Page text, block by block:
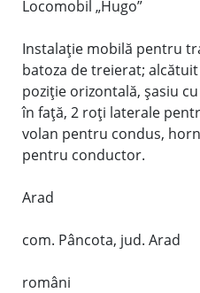
Locomobil „Hugo”
Instalaţie mobilă pentru
batoza de treierat;
poziţie orizontală, şasiu
în faţă, 2 roţi laterale
volan pentru condus,
pentru conductor.
Arad
com. Pâncota, jud. Arad
români